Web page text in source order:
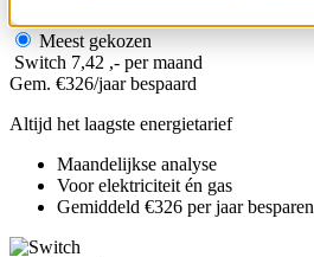
Meest gekozen
Switch 7,42 ,- per maand
Gem. €326/jaar bespaard
Altijd het laagste energietarief
Maandelijkse analyse
Voor elektriciteit én gas
Gemiddeld €326 per jaar besparen